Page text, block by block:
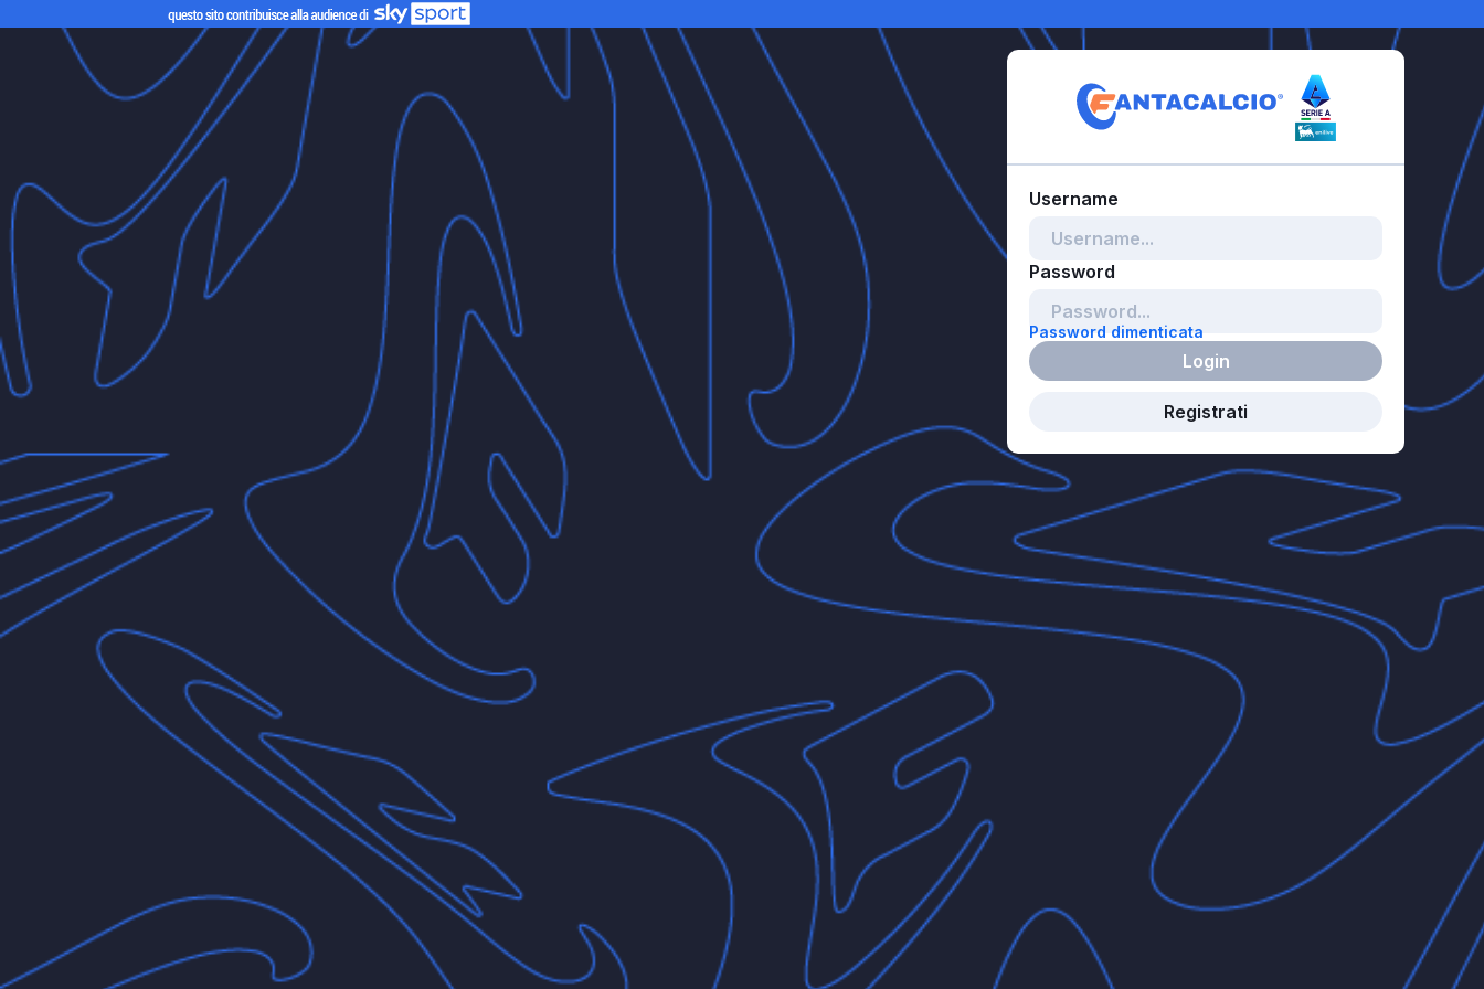
Password dimenticata
Login
Registrati